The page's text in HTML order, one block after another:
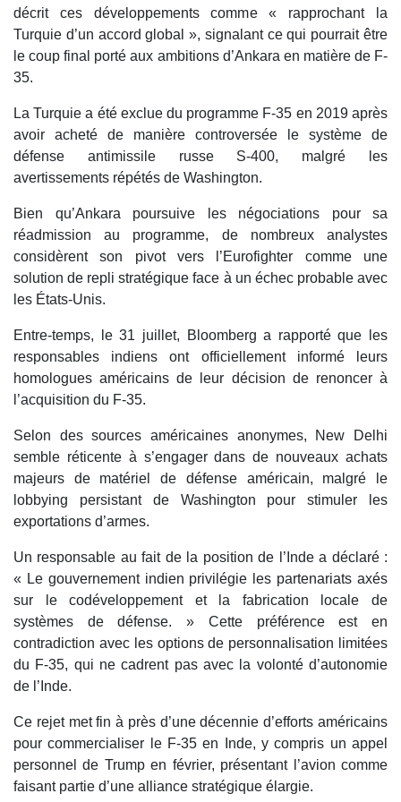
décrit ces développements comme « rapprochant la
Turquie d’un accord global », signalant ce qui pourrait être
le coup final porté aux ambitions d’Ankara en matière de F-
35.
La Turquie a été exclue du programme F-35 en 2019 après
avoir acheté de manière controversée le système de
défense antimissile russe S-400, malgré les
avertissements répétés de Washington.
Bien qu’Ankara poursuive les négociations pour sa
réadmission au programme, de nombreux analystes
considèrent son pivot vers l’Eurofighter comme une
solution de repli stratégique face à un échec probable avec
les États-Unis.
Entre-temps, le 31 juillet, Bloomberg a rapporté que les
responsables indiens ont officiellement informé leurs
homologues américains de leur décision de renoncer à
l’acquisition du F-35.
Selon des sources américaines anonymes, New Delhi
semble réticente à s’engager dans de nouveaux achats
majeurs de matériel de défense américain, malgré le
lobbying persistant de Washington pour stimuler les
exportations d’armes.
Un responsable au fait de la position de l’Inde a déclaré :
« Le gouvernement indien privilégie les partenariats axés
sur le codéveloppement et la fabrication locale de
systèmes de défense. » Cette préférence est en
contradiction avec les options de personnalisation limitées
du F-35, qui ne cadrent pas avec la volonté d’autonomie
de l’Inde.
Ce rejet met fin à près d’une décennie d’efforts américains
pour commercialiser le F-35 en Inde, y compris un appel
personnel de Trump en février, présentant l’avion comme
faisant partie d’une alliance stratégique élargie.